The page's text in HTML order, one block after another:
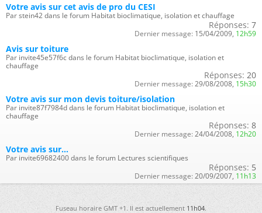
Votre avis sur cet avis de pro du CESI
Par stein42 dans le forum Habitat bioclimatique, isolation et chauffage
Réponses: 7
Dernier message: 15/04/2009, 12h59
Avis sur toiture
Par invite45e57f6c dans le forum Habitat bioclimatique, isolation et
chauffage
Réponses: 20
Dernier message: 29/08/2008, 15h30
Votre avis sur mon devis toiture/isolation
Par invite87f7984d dans le forum Habitat bioclimatique, isolation et
chauffage
Réponses: 8
Dernier message: 24/04/2008, 12h20
Votre avis sur...
Par invite69682400 dans le forum Lectures scientifiques
Réponses: 5
Dernier message: 20/09/2007, 11h13
Fuseau horaire GMT +1. Il est actuellement 11h04.